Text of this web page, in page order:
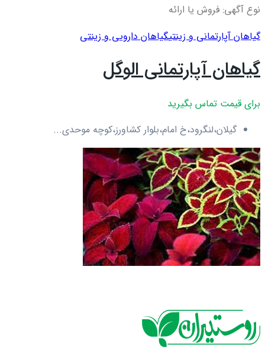
نوع آگهی: فروش یا ارائه
گیاهان آپارتمانی و زینتیگیاهان دارویی و زینتی
گیاهان آپارتمانی الوگل
برای قیمت تماس بگیرید
گیلان،لنگرود،خ امام،بلوار کشاورز،کوچه موحدی...